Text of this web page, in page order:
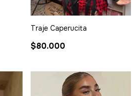
Traje Caperucita
$80.000